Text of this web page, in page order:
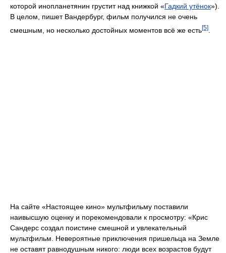
которой инопланетянин грустит над книжкой «Гадкий утёнок»).
В целом, пишет Вандербург, фильм получился не очень
смешным, но несколько достойных моментов всё же есть[5]
На сайте «Настоящее кино» мультфильму поставили
наивысшую оценку и порекомендовали к просмотру: «Крис
Сандерс создал поистине смешной и увлекательный
мультфильм. Невероятные приключения пришельца на Земле
не оставят равнодушным никого: люди всех возрастов будут